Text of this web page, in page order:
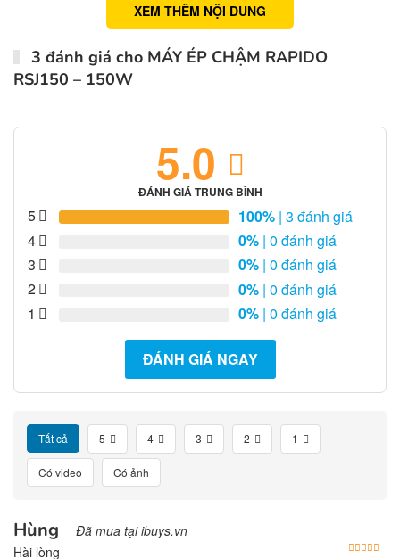
XEM THÊM NỘI DUNG
3 đánh giá cho MÁY ÉP CHẬM RAPIDO
RSJ150 – 150W
5.0
ĐÁNH GIÁ TRUNG BÌNH
5 100% | 3 đánh giá
4
0% | 0 đánh giá
3
0% | 0 đánh giá
2
0% | 0 đánh giá
1
0% | 0 đánh giá
ĐÁNH GIÁ NGAY
Tất cả 5 4 3 2 1
Có video Có ảnh
Hùng Đã mua tại ibuys.vn
Hài lòng